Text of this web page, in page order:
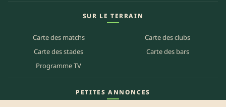
SUR LE TERRAIN
Carte des matchs
Carte des clubs
Carte des stades
Carte des bars
Programme TV
PETITES ANNONCES